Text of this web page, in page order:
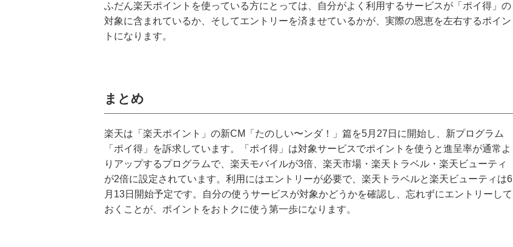
ふだん楽天ポイントを使っている方にとっては、自分がよく利用するサービスが「ポイ得」の
対象に含まれているか、そしてエントリーを済ませているかが、実際の恩恵を左右するポイン
トになります。
まとめ
楽天は「楽天ポイント」の新CM「たのしい〜ンダ！」篇を5月27日に開始し、新プログラム
「ポイ得」を訴求しています。「ポイ得」は対象サービスでポイントを使うと進呈率が通常よ
りアップするプログラムで、楽天モバイルが3倍、楽天市場・楽天トラベル・楽天ビューティ
が2倍に設定されています。利用にはエントリーが必要で、楽天トラベルと楽天ビューティは6
月13日開始予定です。自分の使うサービスが対象かどうかを確認し、忘れずにエントリーして
おくことが、ポイントをおトクに使う第一歩になります。